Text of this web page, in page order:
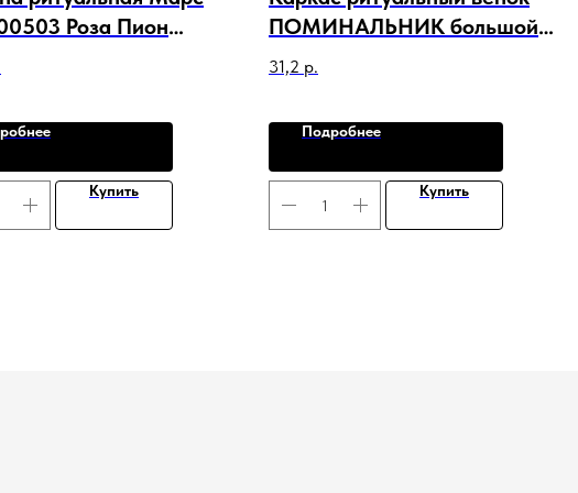
Роза Пион
Купить
ПОМИНАЛЬНИК большой в
уп.20шт. арт. C-20551
31,2 р.
Подробнее
Купить